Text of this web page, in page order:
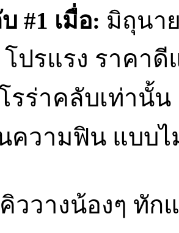
#1 เมื่อ: มิถุนา
ปรแรง ราคา
รร่าคลับเท่านั้น
ความฟิน แบบไ
ววางน้องๆ ทัก